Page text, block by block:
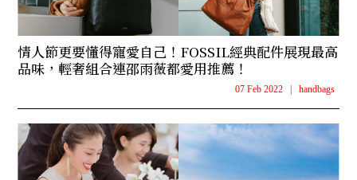
情人節更要懂得寵愛自己！FOSSIL經典配件展現最高
品味，輕奢組合連邵雨薇都愛用推薦！
07 Feb 2022 | handbags